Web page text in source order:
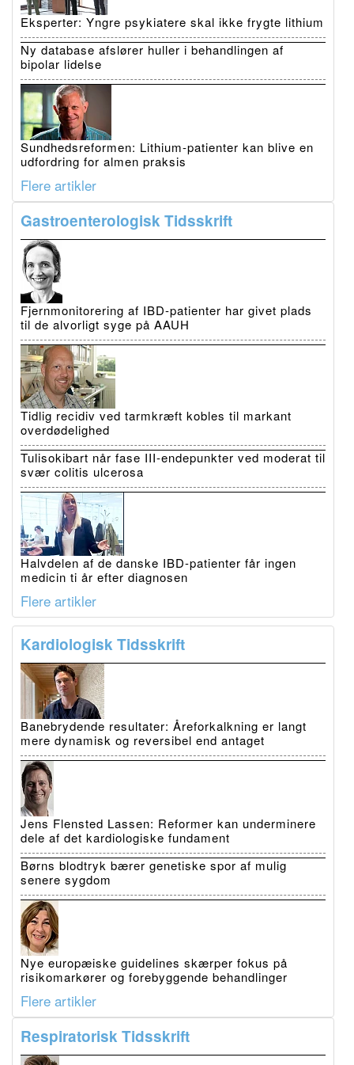
Eksperter: Yngre psykiatere skal ikke frygte lithium
Ny database afslører huller i behandlingen af
bipolar lidelse
Sundhedsreformen: Lithium-patienter kan blive en
udfordring for almen praksis
Flere artikler
Gastroenterologisk Tidsskrift
Fjernmonitorering af IBD-patienter har givet plads
til de alvorligt syge på AAUH
Tidlig recidiv ved tarmkræft kobles til markant
overdødelighed
Tulisokibart når fase III-endepunkter ved moderat til
svær colitis ulcerosa
Halvdelen af de danske IBD-patienter får ingen
medicin ti år efter diagnosen
Flere artikler
Kardiologisk Tidsskrift
Banebrydende resultater: Åreforkalkning er langt
mere dynamisk og reversibel end antaget
Jens Flensted Lassen: Reformer kan underminere
dele af det kardiologiske fundament
Børns blodtryk bærer genetiske spor af mulig
senere sygdom
Nye europæiske guidelines skærper fokus på
risikomarkører og forebyggende behandlinger
Flere artikler
Respiratorisk Tidsskrift